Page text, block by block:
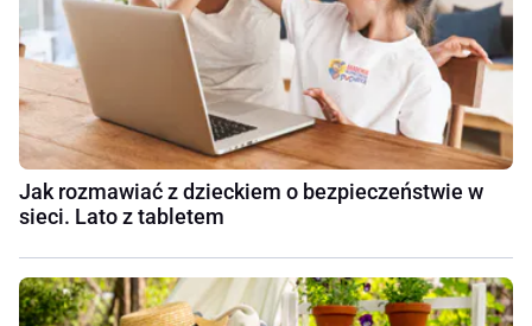
Jak rozmawiać z dzieckiem o bezpieczeństwie w
sieci. Lato z tabletem